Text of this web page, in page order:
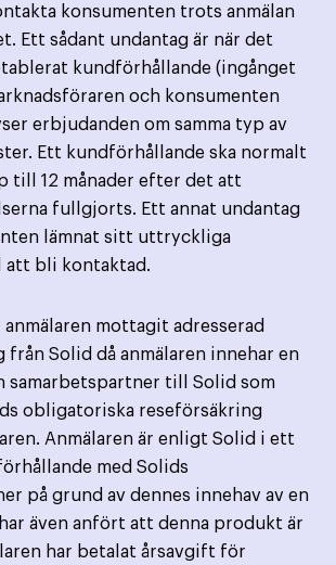
konsumenten trots anmälan
Ett sådant undantag är när det
kundförhållande (ingånget
och konsumenten
erbjudanden om samma typ av
Ett kund­förhållande ska normalt
till 12 månader efter det att
fullgjorts. Ett annat undantag
lämnat sitt uttryckliga
att bli kontaktad.
mottagit adresserad
från Solid då anmälaren innehar en
samarbetspartner till Solid som
obligatoriska reseförsäkring
Anmälaren är enligt Solid i ett
med Solids
på grund av dennes innehav av en
även anfört att denna produkt är
har betalat årsavgift för